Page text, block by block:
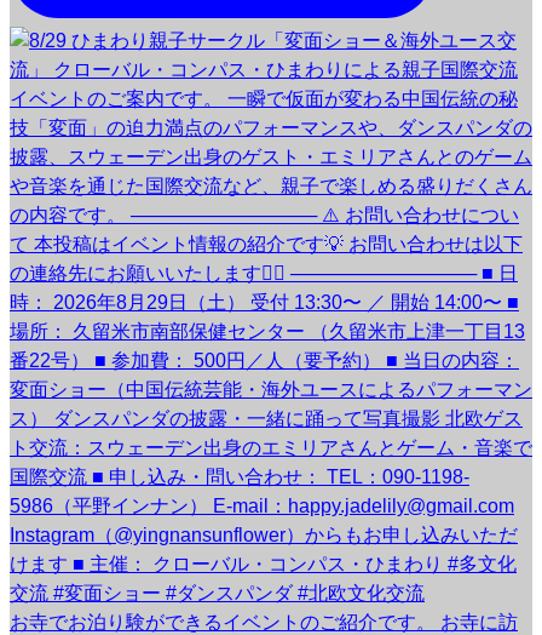
お寺でお泊り験ができるイベントのご紹介です。 お寺に訪